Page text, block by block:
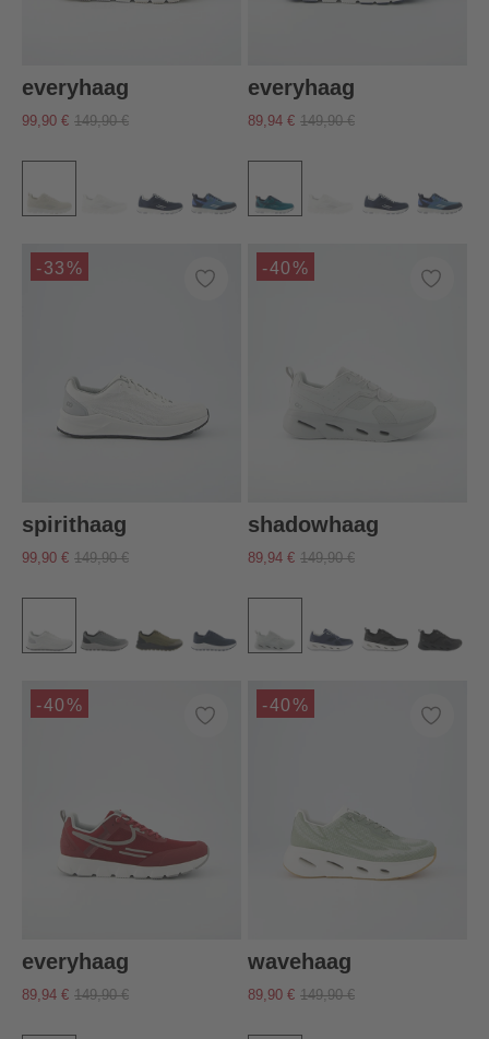
everyhaag
99,90 € 149,90 €
everyhaag
89,94 € 149,90 €
-33%
spirithaag
99,90 € 149,90 €
-40%
shadowhaag
89,94 € 149,90 €
-40%
everyhaag
89,94 € 149,90 €
-40%
wavehaag
89,90 € 149,90 €